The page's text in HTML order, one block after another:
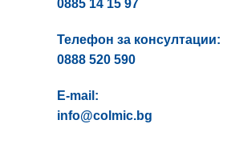
0885 14 15 97
Телефон за консултации:
0888 520 590
E-mail:
info@colmic.bg